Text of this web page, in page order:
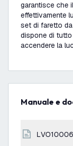
garantisce che
effettivamente
set di faretto
dispone di
accendere la
Manuale e